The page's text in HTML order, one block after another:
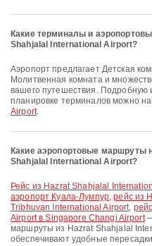
Какие терминалы и
Shahjalal International Airport?
Аэропорт предлагает Детская комната, Клиники и аптеки,
Молитвенная комната и
вашего путешествия. Подробную
планировке терминалов можно
Airport.
Какие аэропортовые маршруты
Shahjalal International Airport?
рейс из Hazrat Shahjalal International Airport в Международный
аэропорт Куала-Лумпур,рейс из
Tribhuvan International Airport,
Airport в Singapore Changi Airport—
маршруты из Hazrat Shahjalal
обеспечивают удобные